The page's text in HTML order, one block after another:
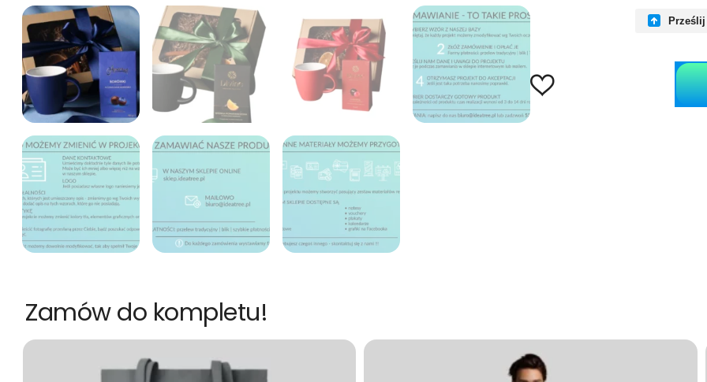
Zamów do kompletu!